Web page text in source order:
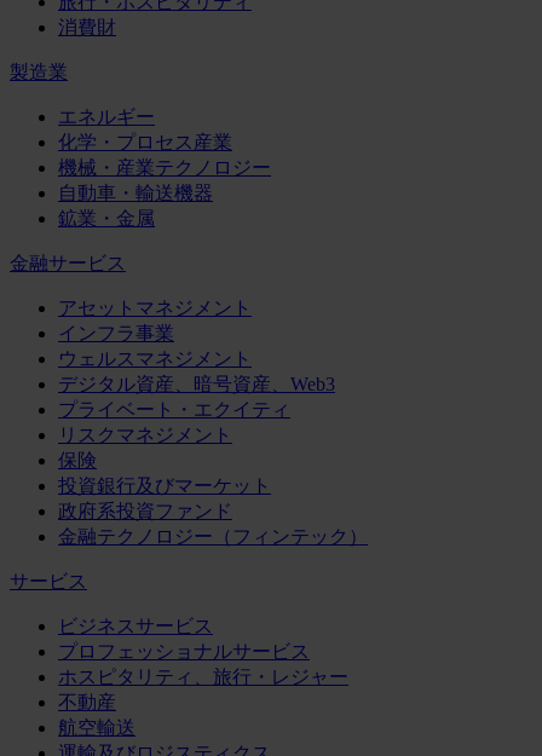
消費財
製造業
エネルギー
化学・プロセス産業
機械・産業テクノロジー
自動車・輸送機器
鉱業・金属
金融サービス
アセットマネジメント
インフラ事業
ウェルスマネジメント
デジタル資産、暗号資産、Web3
プライベート・エクイティ
リスクマネジメント
保険
投資銀行及びマーケット
政府系投資ファンド
金融テクノロジー（フィンテック）
サービス
ビジネスサービス
プロフェッショナルサービス
ホスピタリティ、旅行・レジャー
不動産
航空輸送